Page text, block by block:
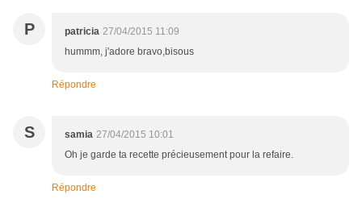
P patricia 27/04/2015 11:09
hummm, j'adore bravo,bisous
Répondre
S samia 27/04/2015 10:01
Oh je garde ta recette précieusement pour la refaire.
Répondre